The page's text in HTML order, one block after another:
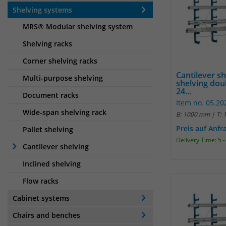
Shelving systems
MRS® Modular shelving system
Shelving racks
Corner shelving racks
Multi-purpose shelving
Document racks
Wide-span shelving rack
Pallet shelving
Cantilever shelving
Inclined shelving
Flow racks
Cabinet systems
Chairs and benches
Cantilever
shelving
24...
Item no.
B: 1000 mm | T:
Preis auf
Delivery Time: 5